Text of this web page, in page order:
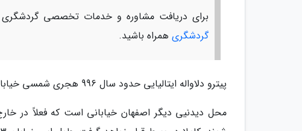
برای دریافت مشاوره و خدمات تخصصی گردشگری
گردشگری همراه باشید.
پیترو دلاواله ایتالیایی حدود سال 996 هجری شمسی خیابان چهارباغ را با برترین خیابان های ایتالیا مقایسه کرد:
محل دیدنیی دیگر اصفهان خیابانی است که فعلاً در